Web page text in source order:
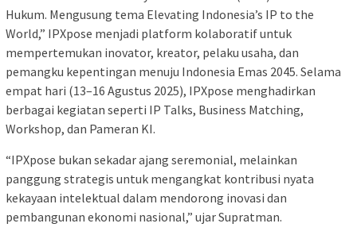
Hukum. Mengusung tema Elevating Indonesia’s IP to the
World,” IPXpose menjadi platform kolaboratif untuk
mempertemukan inovator, kreator, pelaku usaha, dan
pemangku kepentingan menuju Indonesia Emas 2045. Selama
empat hari (13–16 Agustus 2025), IPXpose menghadirkan
berbagai kegiatan seperti IP Talks, Business Matching,
Workshop, dan Pameran KI.
“IPXpose bukan sekadar ajang seremonial, melainkan
panggung strategis untuk mengangkat kontribusi nyata
kekayaan intelektual dalam mendorong inovasi dan
pembangunan ekonomi nasional,” ujar Supratman.